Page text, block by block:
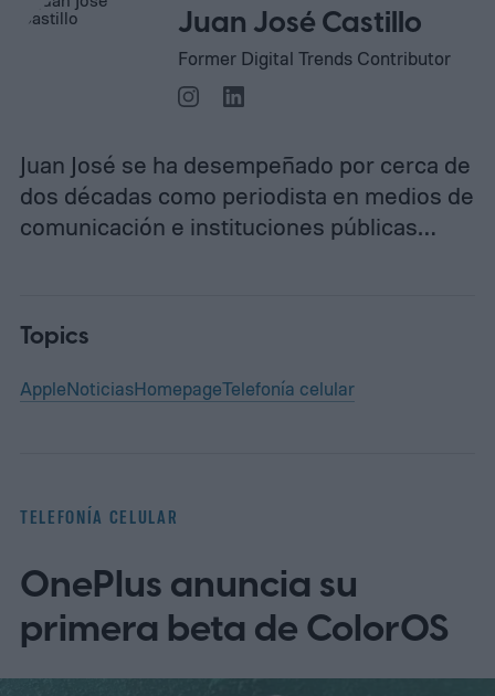
Juan José Castillo
Former Digital Trends Contributor
Juan José se ha desempeñado por cerca de
dos décadas como periodista en medios de
comunicación e instituciones públicas…
Topics
AppleNoticiasHomepageTelefonía celular
TELEFONÍA CELULAR
OnePlus anuncia su
primera beta de ColorOS